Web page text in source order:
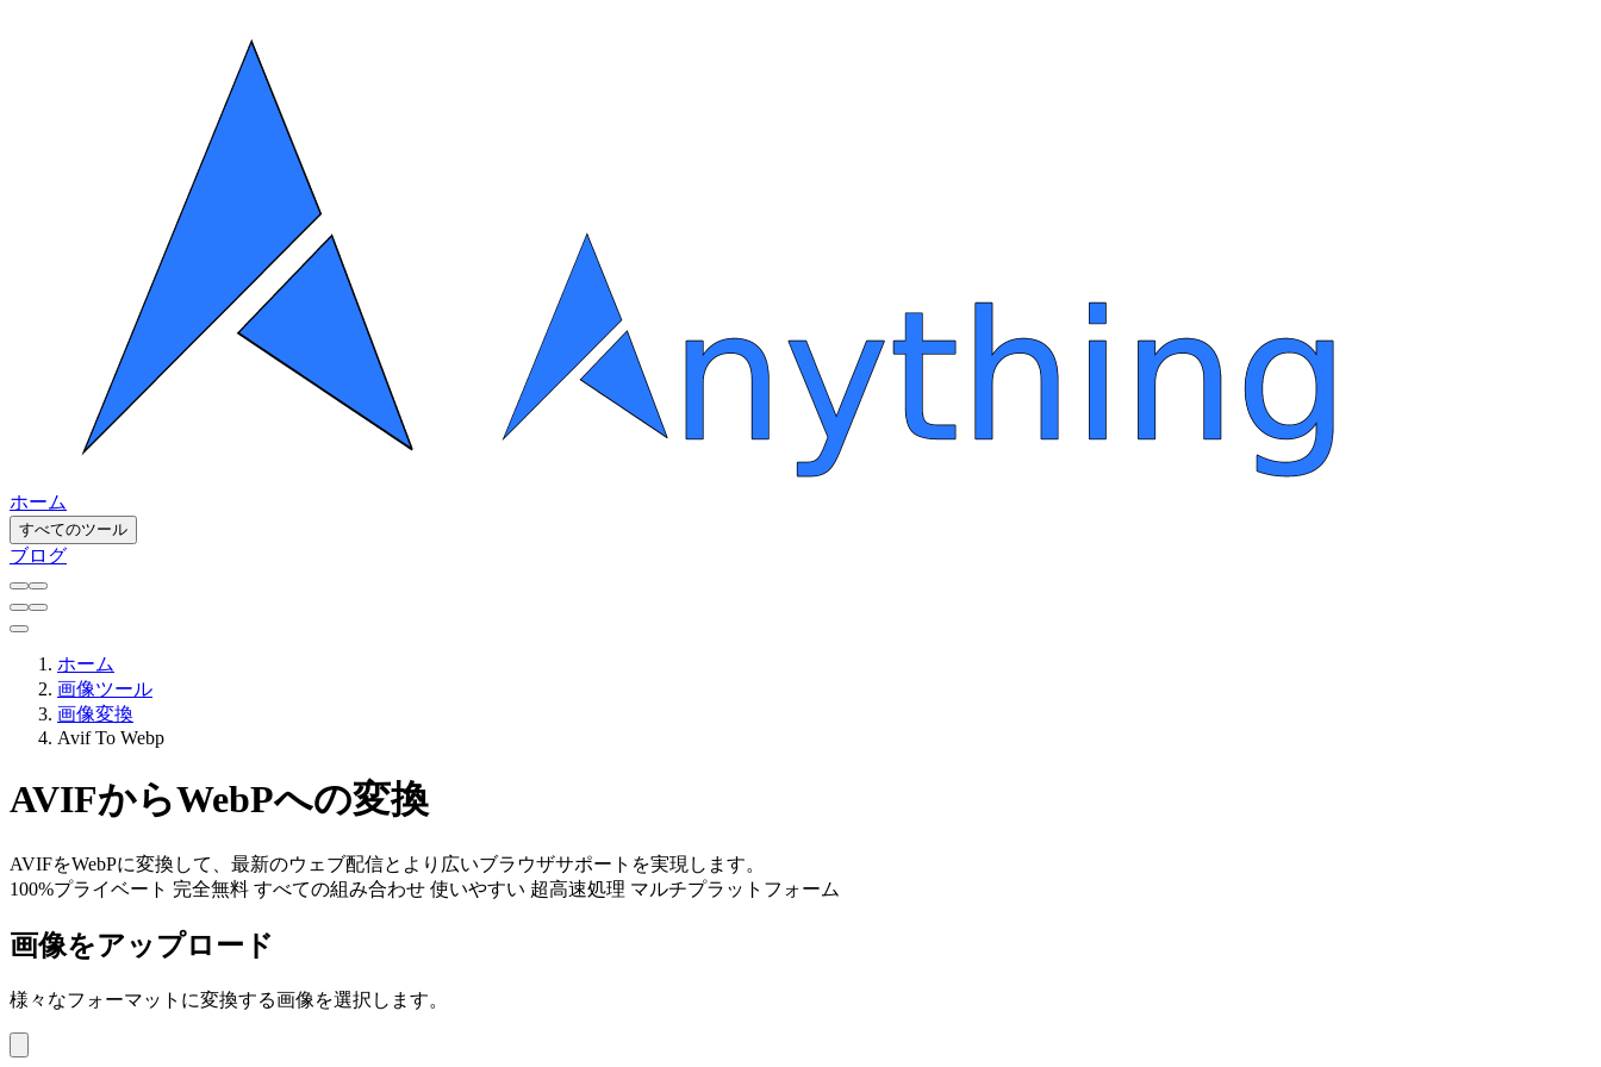
ホーム
すべてのツール
ブログ
ホーム
画像ツール
画像変換
Avif To Webp
AVIFからWebPへの変換
AVIFをWebPに変換して、最新のウェブ配信とより広いブラウザサポートを実現します。
100%プライベート 完全無料 すべての組み合わせ 使いやすい 超高速処理 マルチプラットフォーム
画像をアップロード
様々なフォーマットに変換する画像を選択します。